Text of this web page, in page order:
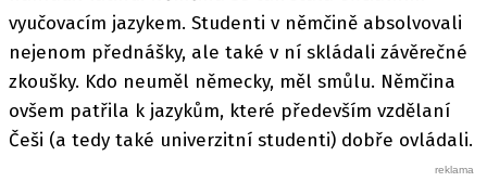
vyučovacím jazykem. Studenti v němčině absolvovali
nejenom přednášky, ale také v ní skládali závěrečné
zkoušky. Kdo neuměl německy, měl smůlu. Němčina
ovšem patřila k jazykům, které především vzdělaní
Češi (a tedy také univerzitní studenti) dobře ovládali.